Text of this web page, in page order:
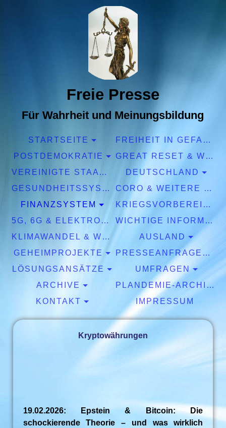
Freie Presse
Für Wahrheit und Meinungsbildung
STARTSEITE
FREIHEIT IN GEFAHR
POSTDEMOKRATIE
GREAT RESET & WEF
VEREINIGTE STAATEN EUROPA
DEUTSCHLAND
GESUNDHEITSSYSTEM
CORO & WEITERE PANDEMIEN
FINANZSYSTEM
KRIEGSVORBEREITUNGEN
5G, 6G & ELEKTROSMOG
WICHTIGE INFORMATIONEN
KLIMAWANDEL & WETTER
AUSLAND
GEHEIMPROJEKTE
PRESSEANFRAGEN & EXPERTISEN
LÖSUNGSANSÄTZE
UMFRAGEN
ARCHIVE
PLANDEMIE-ARCHIV
KONTAKT
IMPRESSUM
Kryptowährungen
19.02.2026: Epstein & Bitcoin: Die
schockierende Theorie – und was wirklich